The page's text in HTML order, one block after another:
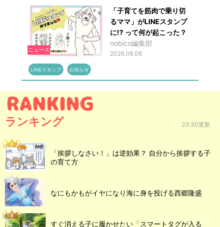
ニュース
「子育てを筋肉で乗り切
るママ」がLINEスタンプ
に!? って何が起こった？
nobico編集部
2026.08.06
LINEスタンプ お知らせ
ランキング 23:30更新
「挨拶しなさい！」は逆効果？ 自分から挨拶する子
の育て方
なにもかもがイヤになり海に身を投げる西郷隆盛
すぐ消える子に履かせたい「スマートタグが入る